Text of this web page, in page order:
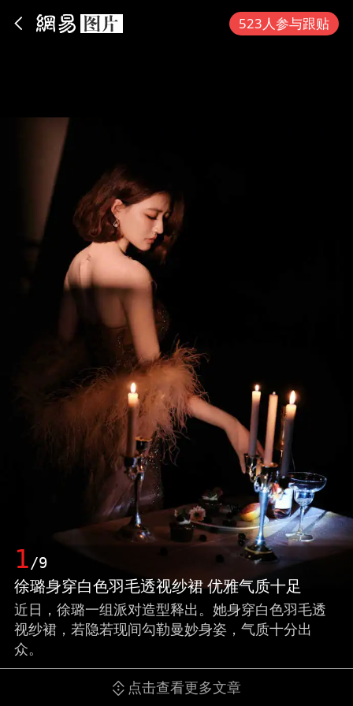
523人参与跟贴
1/9
徐璐身穿白色羽毛透视纱裙 优雅气质十足
近日，徐璐一组派对造型释出。她身穿白色羽毛透
视纱裙，若隐若现间勾勒曼妙身姿，气质十分出
众。
点击查看更多文章